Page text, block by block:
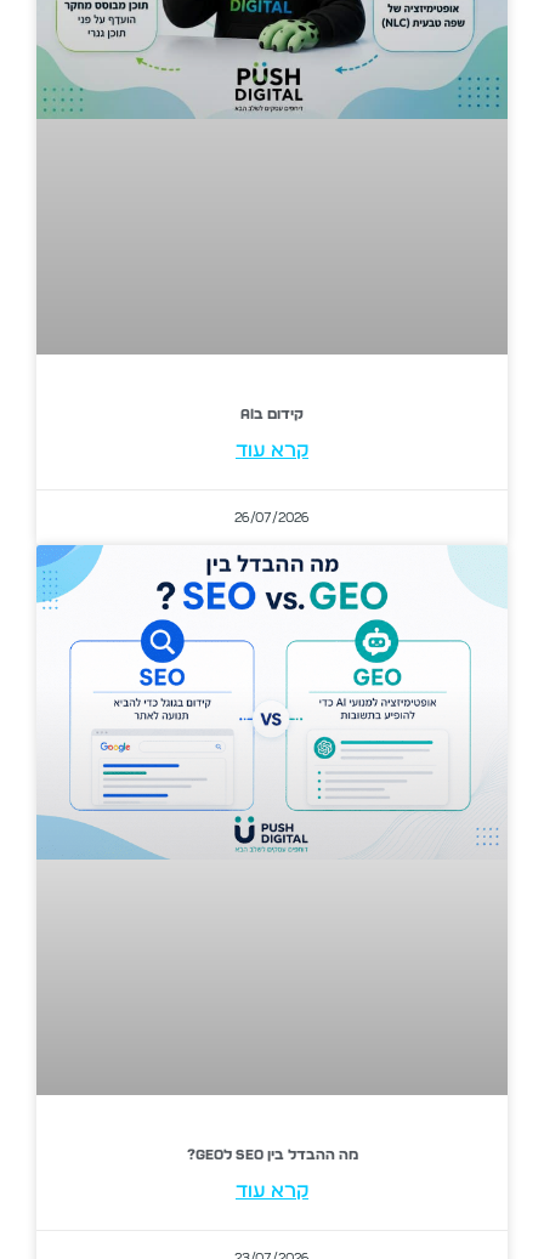
קידום בAI
קרא עוד
26/07/2026
מה ההבדל בין SEO לGEO?
קרא עוד